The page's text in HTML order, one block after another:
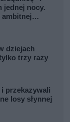
jednej nocy.
ambitnej
dziejach
trzy razy
przekazywali
losy słynnej